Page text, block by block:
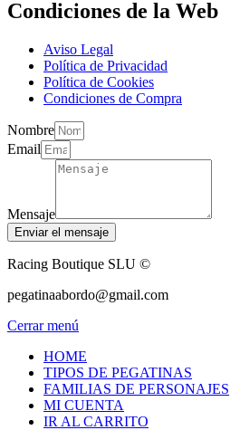
Condiciones de la Web
Aviso Legal
Política de Privacidad
Política de Cookies
Condiciones de Compra
Nombre
Email
Mensaje
Enviar el mensaje
Racing Boutique SLU ©
pegatinaabordo@gmail.com
Cerrar menú
HOME
TIPOS DE PEGATINAS
FAMILIAS DE PERSONAJES
MI CUENTA
IR AL CARRITO